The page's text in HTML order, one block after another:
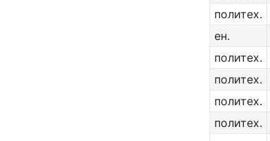
политех.
ен.
политех.
политех.
политех.
политех.